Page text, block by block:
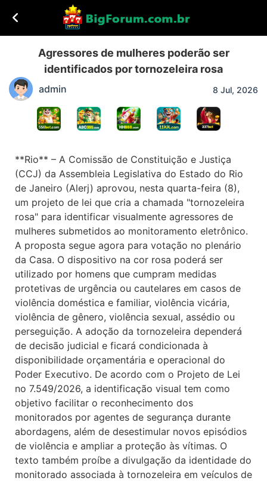
Agressores de mulheres poderão ser
identificados por tornozeleira rosa
admin 8 Jul, 2026
**Rio** – A Comissão de Constituição e Justiça
(CCJ) da Assembleia Legislativa do Estado do Rio
de Janeiro (Alerj) aprovou, nesta quarta-feira (8),
um projeto de lei que cria a chamada "tornozeleira
rosa" para identificar visualmente agressores de
mulheres submetidos ao monitoramento eletrônico.
A proposta segue agora para votação no plenário
da Casa. O dispositivo na cor rosa poderá ser
utilizado por homens que cumpram medidas
protetivas de urgência ou cautelares em casos de
violência doméstica e familiar, violência vicária,
violência de gênero, violência sexual, assédio ou
perseguição. A adoção da tornozeleira dependerá
de decisão judicial e ficará condicionada à
disponibilidade orçamentária e operacional do
Poder Executivo. De acordo com o Projeto de Lei
no 7.549/2026, a identificação visual tem como
objetivo facilitar o reconhecimento dos
monitorados por agentes de segurança durante
abordagens, além de desestimular novos episódios
de violência e ampliar a proteção às vítimas. O
texto também proíbe a divulgação da identidade do
monitorado associada à tornozeleira em veículos de